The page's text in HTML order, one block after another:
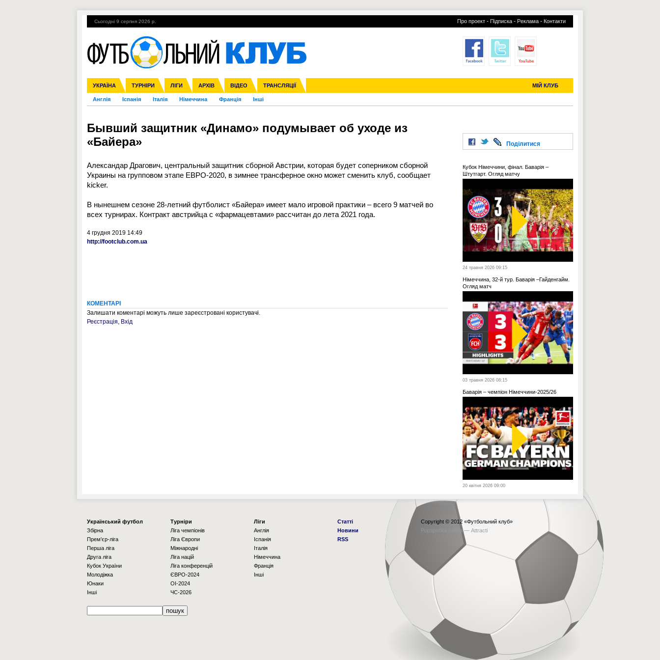
Сьогодні 9 серпня 2026 р. Про проект - Підписка - Реклама - Контакти
УКРАЇНА ТУРНІРИ ЛІГИ АРХІВ ВІДЕО ТРАНСЛЯЦІЇ МІЙ КЛУБ
Збірна Прем'єр-ліга Перша ліга Друга ліга Кубок України Молодіжка
Ліга чемпіонів Ліга Європи Міжнародні Ліга націй Ліга конференцій
Англія Іспанія Італія Німеччина Франція Інші
ЧС-2014 ЄВРО-2016 Росія Кубок конфедерацій ЧЄ-2015 (U-21)
Гарячі теми УПЛ, 2-й тур ВІЙНА УПЛ-ПЕРЕХОДИ УСІ ТРАНСФЕРИ
Бывший защитник «Динамо» подумывает об уходе из
«Байера»
Александар Драгович, центральный защитник сборной Австрии, которая будет соперником сборной
Украины на групповом этапе ЕВРО-2020, в зимнее трансферное окно может сменить клуб, сообщает
kicker.
В нынешнем сезоне 28-летний футболист «Байера» имеет мало игровой практики – всего 9 матчей во
всех турнирах. Контракт австрийца с «фармацевтами» рассчитан до лета 2021 года.
4 грудня 2019 14:49
http://footclub.com.ua
КОМЕНТАРІ
Залишати коментарі можуть лише зареєстровані користувачі.
Реєстрація, Вхід
Поділитися
Кубок Німеччини, фінал. Баварія –
Штутгарт. Огляд матчу
24 травня 2026 09:15
Німеччина, 32-й тур. Баварія –Гайденгайм.
Огляд матч
03 травня 2026 08:15
Баварія – чемпіон Німеччини-2025/26
20 квітня 2026 09:00
Українcький футбол
Збірна
Прем'єр-ліга
Перша ліга
Друга ліга
Кубок України
Молодіжка
Юнаки
Інші
Турніри
Ліга чемпіонів
Ліга Європи
Міжнародні
Ліга націй
Ліга конференцій
ЄВРО-2024
OI-2024
ЧС-2026
Ліги
Англія
Іспанія
Італія
Німеччина
Франція
Інші
Статті
Новини
RSS
Copyright © 2012 «Футбольний клуб»
Рорзробка сайта — Attracti